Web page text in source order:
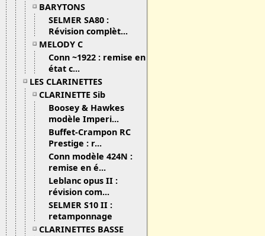
BARYTONS
SELMER SA80 :
Révision complèt...
MELODY C
Conn ~1922 : remise en
état c...
LES CLARINETTES
CLARINETTE Sib
Boosey & Hawkes
modèle Imperi...
Buffet-Crampon RC
Prestige : r...
Conn modèle 424N :
remise en é...
Leblanc opus II :
révision com...
SELMER S10 II :
retamponnage
CLARINETTES BASSE